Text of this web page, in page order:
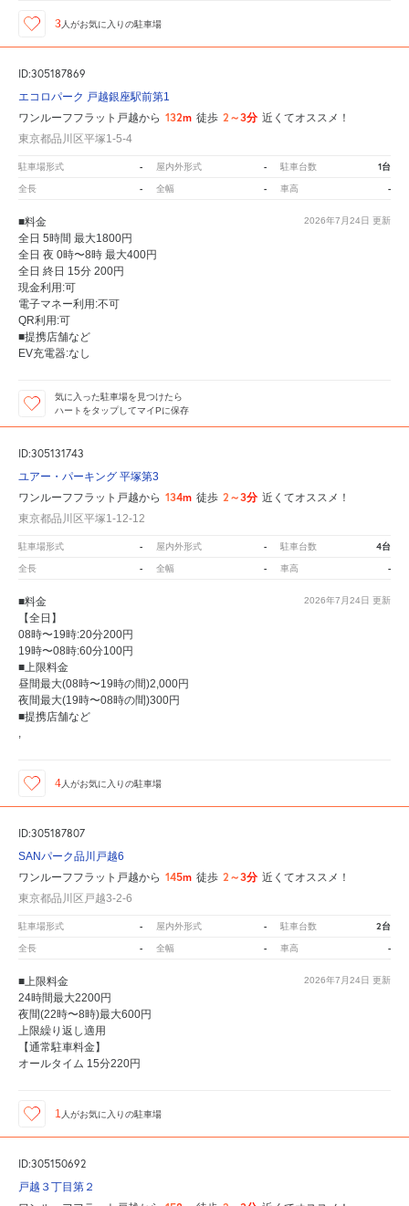
3人がお気に入りの駐車場
ID:305187869
エコロパーク 戸越銀座駅前第1
ワンルーフフラット戸越から 132m 徒歩 2～3分 近くてオススメ！
東京都品川区平塚1-5-4
駐車場形式 - 屋内外形式 - 駐車台数 1台
全長 - 全幅 - 車高 -
2026年7月24日 更新
■料金
全日 5時間 最大1800円
全日 夜 0時〜8時 最大400円
全日 終日 15分 200円
現金利用:可
電子マネー利用:不可
QR利用:可
■提携店舗など
EV充電器:なし
気に入った駐車場を見つけたら
ハートをタップしてマイPに保存
ID:305131743
ユアー・パーキング 平塚第3
ワンルーフフラット戸越から 134m 徒歩 2～3分 近くてオススメ！
東京都品川区平塚1-12-12
駐車場形式 - 屋内外形式 - 駐車台数 4台
全長 - 全幅 - 車高 -
2026年7月24日 更新
■料金
【全日】
08時〜19時:20分200円
19時〜08時:60分100円
■上限料金
昼間最大(08時〜19時の間)2,000円
夜間最大(19時〜08時の間)300円
■提携店舗など
,
4人がお気に入りの駐車場
ID:305187807
SANパーク品川戸越6
ワンルーフフラット戸越から 145m 徒歩 2～3分 近くてオススメ！
東京都品川区戸越3-2-6
駐車場形式 - 屋内外形式 - 駐車台数 2台
全長 - 全幅 - 車高 -
2026年7月24日 更新
■上限料金
24時間最大2200円
夜間(22時〜8時)最大600円
上限繰り返し適用
【通常駐車料金】
オールタイム 15分220円
1 人がお気に入りの駐車場
ID:305150692
戸越３丁目第２